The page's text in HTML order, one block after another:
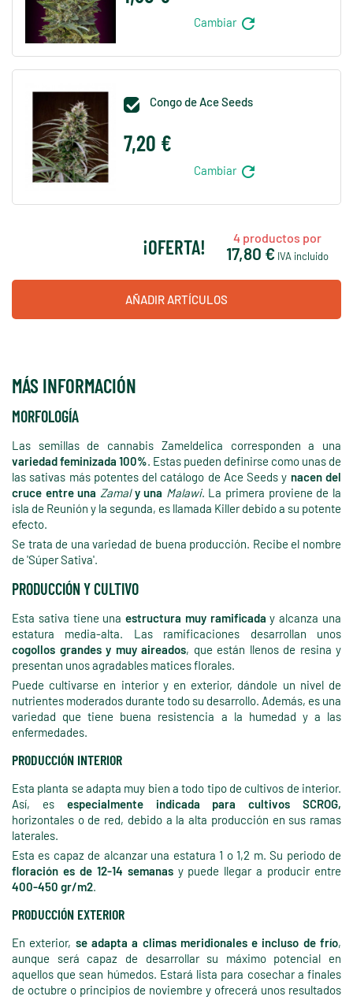
Cambiar refresh
 Congo de Ace Seeds
7,20 €
Cambiar refresh
¡OFERTA! 4 productos por
17,80 € IVA incluido
AÑADIR ARTÍCULOS
MÁS INFORMACIÓN
MORFOLOGÍA
Las semillas de cannabis Zameldelica corresponden a una
variedad feminizada 100%. Estas pueden definirse como unas de
las sativas más potentes del catálogo de Ace Seeds y nacen del
cruce entre una Zamaly una Malawi. La primera proviene de la
isla de Reunión y la segunda, es llamada Killer debido a su potente
efecto.
Se trata de una variedad de buena producción. Recibe el nombre
de 'Súper Sativa'.
PRODUCCIÓN Y CULTIVO
Esta sativa tiene unaestructura muy ramificada y alcanza una
estatura media-alta. Las ramificaciones desarrollan unos
cogollos grandes y muy aireados, que están llenos de resina y
presentan unos agradables matices florales.
Puede cultivarse en interior y en exterior, dándole un nivel de
nutrientes moderados durante todo su desarrollo. Además, es una
variedad que tiene buena resistencia a la humedad y a las
enfermedades.
PRODUCCIÓN INTERIOR
Esta planta se adapta muy bien a todo tipo de cultivos de interior.
Así, es especialmente indicada para cultivos SCROG,
horizontales o de red, debido a la alta producción en sus ramas
laterales.
Esta es capaz de alcanzar una estatura 1 o 1,2 m. Su periodo de
floración es de 12-14 semanasy puede llegar a producir entre
400-450 gr/m2.
PRODUCCIÓN EXTERIOR
En exterior, se adapta a climas meridionales e incluso de frío,
aunque será capaz de desarrollar su máximo potencial en
aquellos que sean húmedos. Estará lista para cosechar a finales
de octubre o principios de noviembre y ofrecerá unos resultados